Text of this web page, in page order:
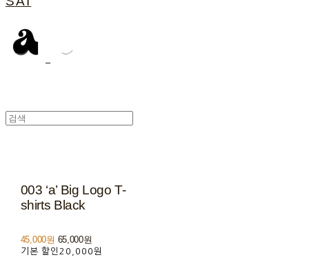
003 ‘a’ Big Logo T-
shirts Black
45,000원 65,000원
기본 할인 20,000원